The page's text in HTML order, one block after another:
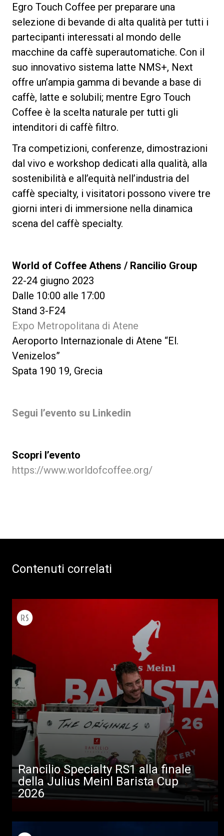
Egro Touch Coffee per preparare una
selezione di bevande di alta qualità per tutti i
partecipanti interessati al mondo delle
macchine da caffè superautomatiche. Con il
suo innovativo sistema latte NMS+, Next
offre un’ampia gamma di bevande a base di
caffè, latte e solubili; mentre Egro Touch
Coffee è la scelta naturale per tutti gli
intenditori di caffè filtro.
Tra competizioni, conferenze, dimostrazioni
dal vivo e workshop dedicati alla qualità, alla
sostenibilità e all’equità nell’industria del
caffè specialty, i visitatori possono vivere tre
giorni interi di immersione nella dinamica
scena del caffè specialty.
World of Coffee Athens / Rancilio Group
22-24 giugno 2023
Dalle 10:00 alle 17:00
Stand 3-F24
Expo Metropolitana di Atene
Aeroporto Internazionale di Atene “El.
Venizelos”
Spata 190 19, Grecia
Segui l’evento su Linkedin
Scopri l’evento
https://www.worldofcoffee.org/
Contenuti correlati
Rancilio Specialty RS1 alla finale
della Julius Meinl Barista Cup
2026